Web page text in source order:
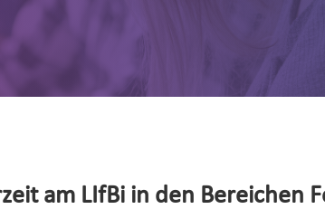
am LIfBi in den Bereichen